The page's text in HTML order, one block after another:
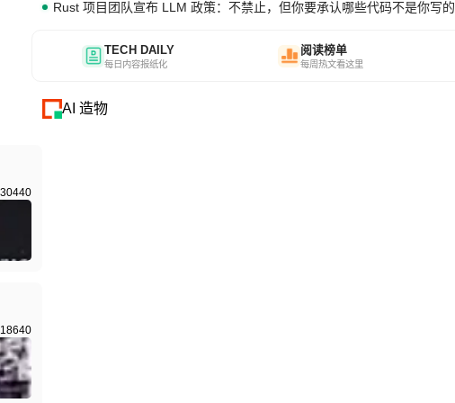
Rust 项目团队宣布 LLM 政策：不禁止，但你要承认哪些代码不是你写的
TECH DAILY
每日内容报纸化
阅读榜单
每周热文看这里
AI 造物
30440
18640